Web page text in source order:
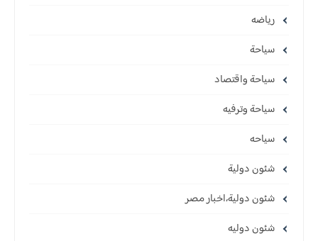
رياضه
سياحة
سياحة واقتصاد
سياحة وترفيه
سياحه
شئون دولية
شئون دولية،اخبار مصر
شئون دوليه